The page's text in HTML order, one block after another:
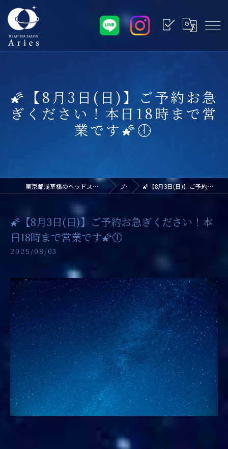
🌠【8月3日(日)】ご予約お急
ぎください！本日18時まで営
業です🌠🕕
東京都浅草橋のヘッドスパなら浅草橋ドライヘッドスパ専門店アリエス ブログ 🌠【8月3日(日)】ご予約お急ぎください！本日18時まで営業です🌠🕕
🌠【8月3日(日)】ご予約お急ぎください！本
日18時まで営業です🌠🕕
2025/08/03